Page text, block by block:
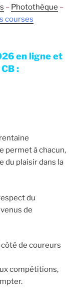
– Photothèque –
courses
en ligne et
:
permet à chacun,
du plaisir dans la
du
de
de coureurs
compétitions,